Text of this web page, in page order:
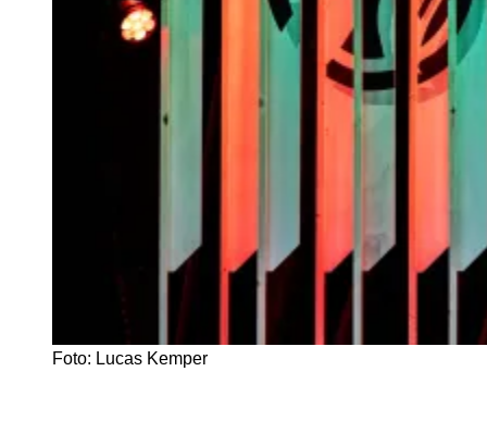
Foto: Lucas Kemper